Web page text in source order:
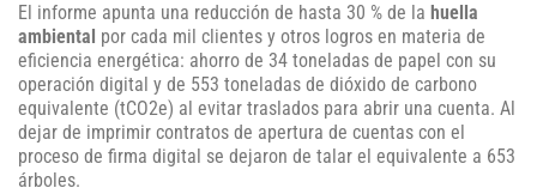
El informe apunta una reducción de hasta 30 % de la huella
ambiental por cada mil clientes y otros logros en materia de
eficiencia energética: ahorro de 34 toneladas de papel con su
operación digital y de 553 toneladas de dióxido de carbono
equivalente (tCO2e) al evitar traslados para abrir una cuenta. Al
dejar de imprimir contratos de apertura de cuentas con el
proceso de firma digital se dejaron de talar el equivalente a 653
árboles.